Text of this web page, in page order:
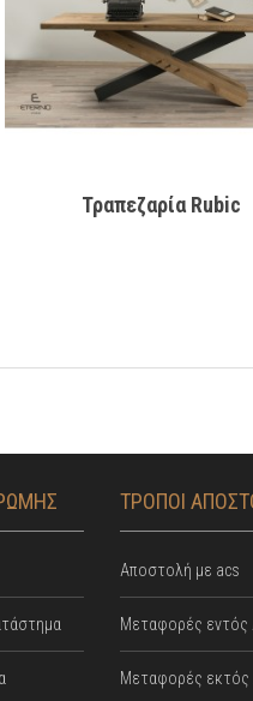
Τραπεζαρία Rubic
ΤΡΟΠΟΙ
Αποστολή με acs
Mεταφορές εντός
Μεταφορές εκτός